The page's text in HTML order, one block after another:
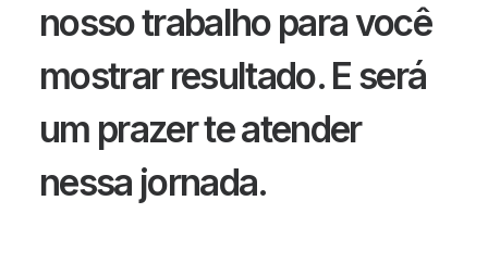
nosso trabalho para você
mostrar resultado. E será
um prazer te atender
nessa jornada.